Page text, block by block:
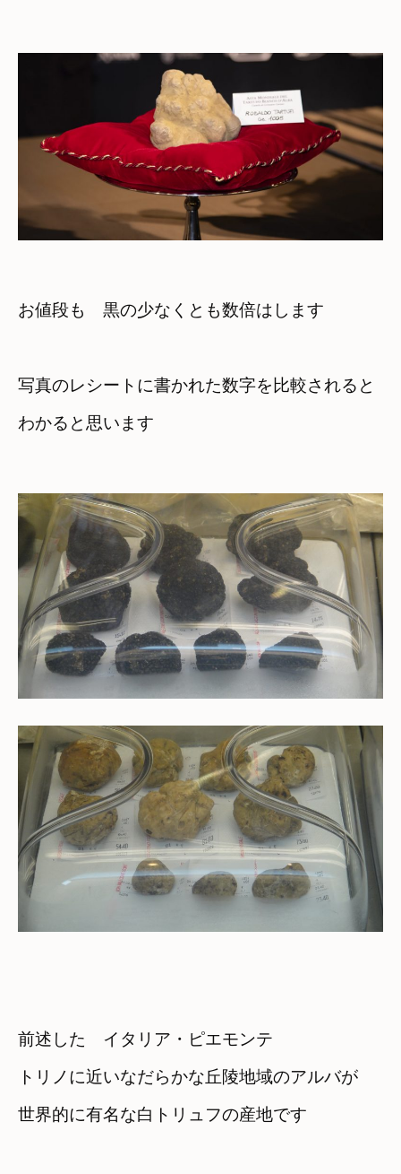
お値段も　黒の少なくとも数倍はします
写真のレシートに書かれた数字を比較されると
わかると思います
前述した　イタリア・ピエモンテ
トリノに近いなだらかな丘陵地域のアルバが
世界的に有名な白トリュフの産地です